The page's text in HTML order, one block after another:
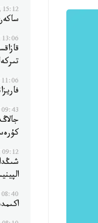
15:12, 08 تامىز 2026
13:06, 08 تامىز 2026
11:06, 08 تامىز 2026
09:43, 08 تامىز 2026
09:12, 08 تامىز 2026
08:40, 08 تامىز 2026